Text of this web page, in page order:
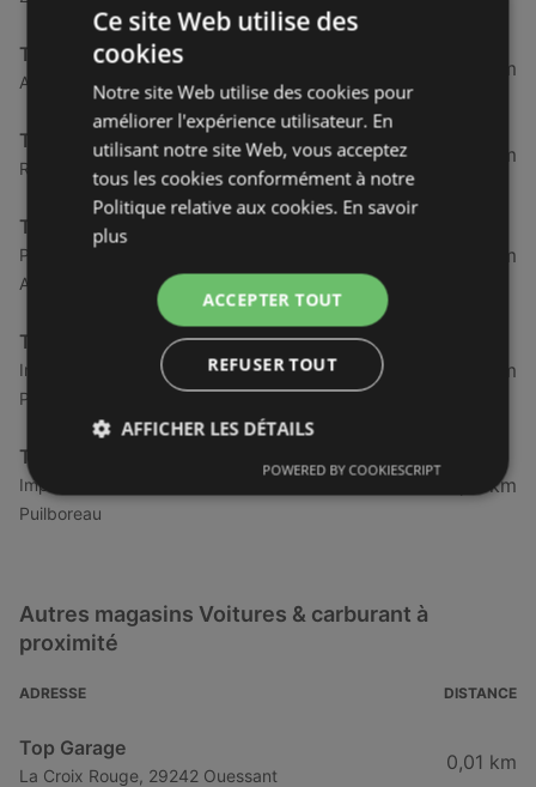
Triumph
Avenue fran\ois mitterrand, 56600 Lanester
151,72 km
Triumph
Rue du commandant charcot, 44700 Orvault
291,91 km
Triumph
Parc d'activites le flanquet ,60 le flanquet, 50180
Agneaux
298,79 km
Triumph
Impasse de pologne ,zone de beaulieu est, 17138
Puilboreau
393,12 km
Triumph
Impasse de pologne ,zone de beaulieu est, 17138
Puilboreau
393,12 km
Autres magasins Voitures & carburant à
proximité
ADRESSE DISTANCE
Top Garage
La Croix Rouge, 29242 Ouessant
0,01 km
Ce site Web utilise des
cookies
Notre site Web utilise des cookies pour
améliorer l'expérience utilisateur. En
utilisant notre site Web, vous acceptez
tous les cookies conformément à notre
Politique relative aux cookies. En savoir
plus
ACCEPTER TOUT
REFUSER TOUT
AFFICHER LES DÉTAILS
POWERED BY COOKIESCRIPT